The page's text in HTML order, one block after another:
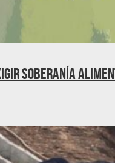
Soberanía